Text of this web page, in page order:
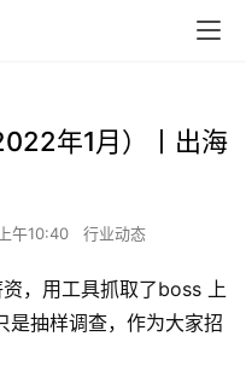
年1月）丨出海
午10:40 行业动态
，用工具抓取了boss 上
是抽样调查，作为大家招